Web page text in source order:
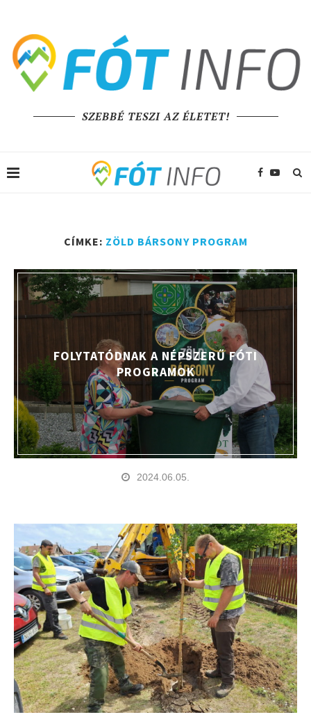
SZEBBÉ TESZI AZ ÉLETET!
CÍMKE: ZÖLD BÁRSONY PROGRAM
FOLYTATÓDNAK A NÉPSZERŰ FÓTI
PROGRAMOK
2024.06.05.